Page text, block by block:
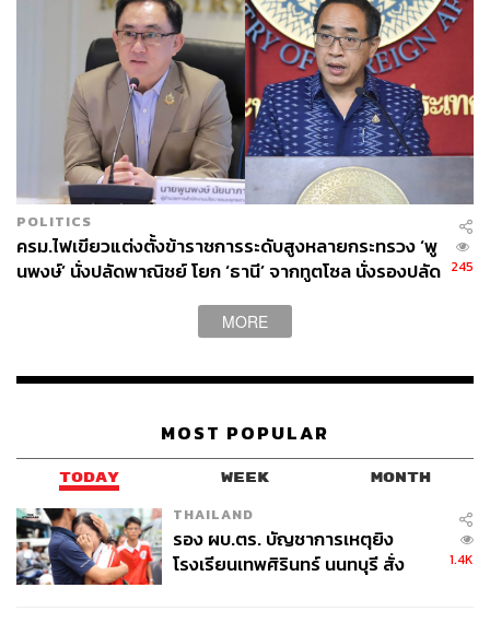
POLITICS
ครม.ไฟเขียวแต่งตั้งข้าราชการระดับสูงหลายกระทรวง ‘พู
นพงษ์’ นั่งปลัดพาณิชย์ โยก ‘ธานี’ จากทูตโซล นั่งรองปลัด 245
MORE
MOST POPULAR
TODAY WEEK MONTH
THAILAND
รอง ผบ.ตร. บัญชาการเหตุยิง
โรงเรียนเทพศิรินทร์ นนทบุรี สั่ง
1.4K